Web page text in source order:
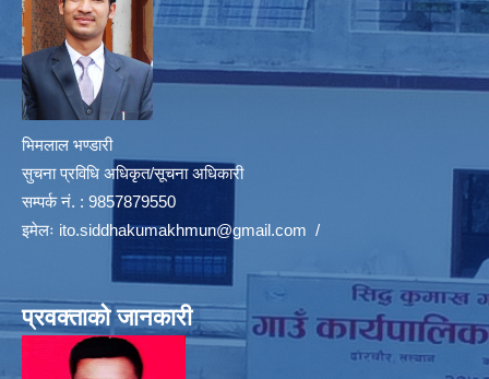
भिमलाल भण्डारी
सुचना प्रविधि अधिकृत/सूचना अधिकारी
सम्पर्क नं. : 9857879550
इमेलः ito.siddhakumakhmun@gmail.com /
प्रवक्ताको जानकारी